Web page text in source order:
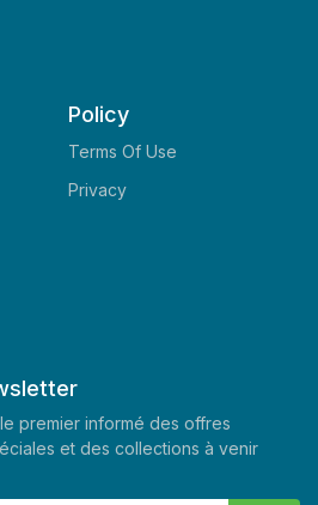
Policy
Terms Of Use
Privacy
premier informé des offres
et des collections à venir